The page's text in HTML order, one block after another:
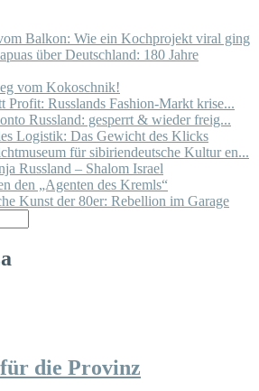
Balkon: Wie ein Kochprojekt viral ging
über Deutschland: 180 Jahre
vom Kokoschnik!
Profit: Russlands Fashion-Markt krise...
Russland: gesperrt & wieder freig...
Logistik: Das Gewicht des Klicks
für sibiriendeutsche Kultur en...
Russland – Shalom Israel
den „Agenten des Kremls“
Kunst der 80er: Rebellion im Garage
die Provinz